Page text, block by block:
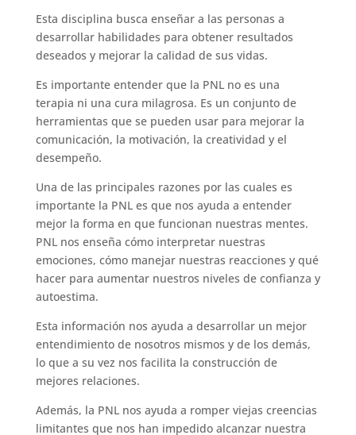
Esta disciplina busca enseñar a las personas a
desarrollar habilidades para obtener resultados
deseados y mejorar la calidad de sus vidas.
Es importante entender que la PNL no es una
terapia ni una cura milagrosa. Es un conjunto de
herramientas que se pueden usar para mejorar la
comunicación, la motivación, la creatividad y el
desempeño.
Una de las principales razones por las cuales es
importante la PNL es que nos ayuda a entender
mejor la forma en que funcionan nuestras mentes.
PNL nos enseña cómo interpretar nuestras
emociones, cómo manejar nuestras reacciones y qué
hacer para aumentar nuestros niveles de confianza y
autoestima.
Esta información nos ayuda a desarrollar un mejor
entendimiento de nosotros mismos y de los demás,
lo que a su vez nos facilita la construcción de
mejores relaciones.
Además, la PNL nos ayuda a romper viejas creencias
limitantes que nos han impedido alcanzar nuestra